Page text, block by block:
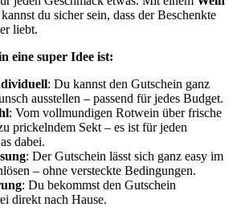
kannst du sicher sein, dass der Beschenkte
liebt.
eine super Idee ist:
: Du kannst den Gutschein ganz
ausstellen – passend für jedes Budget.
: Vom vollmundigen Rotwein über frische
prickelndem Sekt – es ist für jeden
dabei.
: Der Gutschein lässt sich ganz easy im
– ohne versteckte Bedingungen.
: Du bekommst den Gutschein
direkt nach Hause.